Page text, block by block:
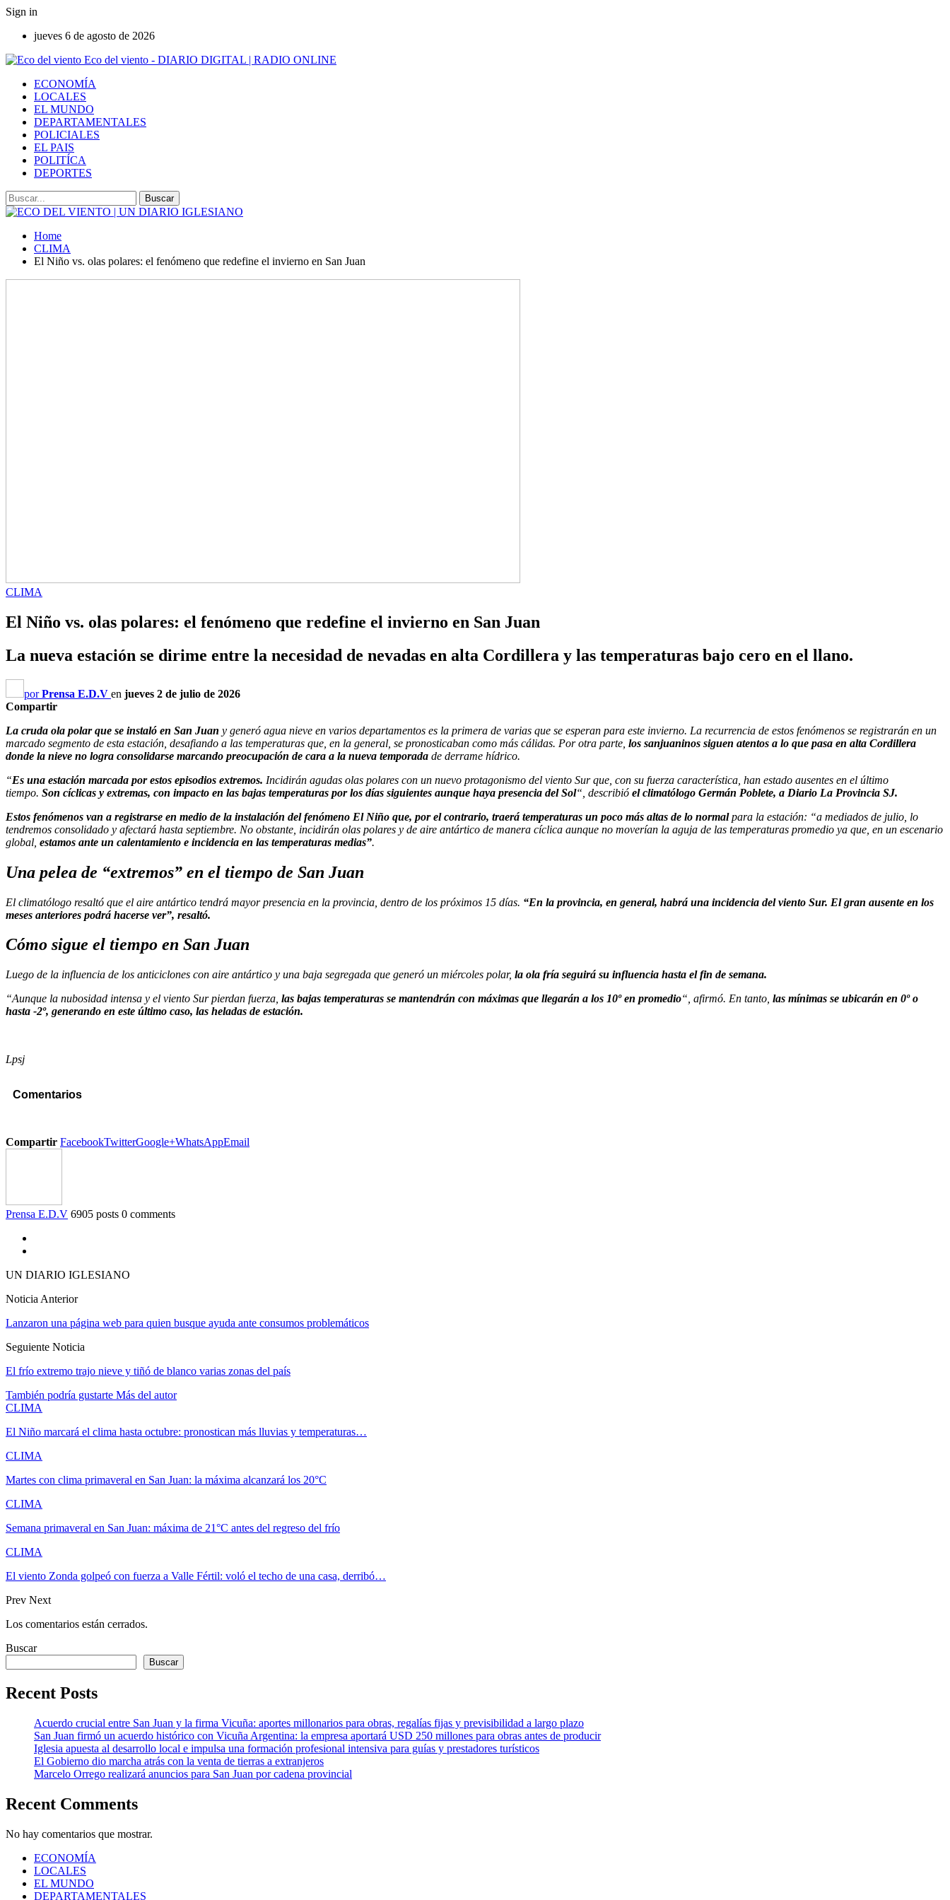
Sign in
jueves 6 de agosto de 2026
Eco del viento - DIARIO DIGITAL | RADIO ONLINE
ECONOMÍA
LOCALES
EL MUNDO
DEPARTAMENTALES
POLICIALES
EL PAIS
POLITÍCA
DEPORTES
Home
CLIMA
El Niño vs. olas polares: el fenómeno que redefine el invierno en San Juan
CLIMA
El Niño vs. olas polares: el fenómeno que redefine el invierno en San Juan
La nueva estación se dirime entre la necesidad de nevadas en alta Cordillera y las temperaturas bajo cero en el llano.
porPrensa E.D.V en jueves 2 de julio de 2026
Compartir
La cruda ola polar que se instaló en San Juan y generó agua nieve en varios departamentos es la primera de varias que se esperan para este invierno. La recurrencia de estos fenómenos se registrarán en un
marcado segmento de esta estación, desafiando a las temperaturas que, en la general, se pronosticaban como más cálidas. Por otra parte, los sanjuaninos siguen atentos a lo que pasa en alta Cordillera
donde la nieve no logra consolidarse marcando preocupación de cara a la nueva temporada de derrame hídrico.
“Es una estación marcada por estos episodios extremos. Incidirán agudas olas polares con un nuevo protagonismo del viento Sur que, con su fuerza característica, han estado ausentes en el último
tiempo. Son cíclicas y extremas, con impacto en las bajas temperaturas por los días siguientes aunque haya presencia del Sol“, describió el climatólogo Germán Poblete, a Diario La Provincia SJ.
Estos fenómenos van a registrarse en medio de la instalación del fenómeno El Niño que, por el contrario, traerá temperaturas un poco más altas de lo normalpara la estación: “a mediados de julio, lo
tendremos consolidado y afectará hasta septiembre. No obstante, incidirán olas polares y de aire antártico de manera cíclica aunque no moverían la aguja de las temperaturas promedio ya que, en un escenario
global, estamos ante un calentamiento e incidencia en las temperaturas medias”.
Una pelea de “extremos” en el tiempo de San Juan
El climatólogo resaltó que el aire antártico tendrá mayor presencia en la provincia, dentro de los próximos 15 días. “En la provincia, en general, habrá una incidencia del viento Sur. El gran ausente en los
meses anteriores podrá hacerse ver”, resaltó.
Cómo sigue el tiempo en San Juan
Luego de la influencia de los anticiclones con aire antártico y una baja segregada que generó un miércoles polar, la ola fría seguirá su influencia hasta el fin de semana.
“Aunque la nubosidad intensa y el viento Sur pierdan fuerza, las bajas temperaturas se mantendrán con máximas que llegarán a los 10º en promedio“, afirmó. En tanto, las mínimas se ubicarán en 0º o
hasta -2º, generando en este último caso, las heladas de estación.
Lpsj
Comentarios
Compartir FacebookTwitterGoogle+WhatsAppEmail
Prensa E.D.V 6905 posts 0 comments
UN DIARIO IGLESIANO
Noticia Anterior
Lanzaron una página web para quien busque ayuda ante consumos problemáticos
Seguiente Noticia
El frío extremo trajo nieve y tiñó de blanco varias zonas del país
También podría gustarte Más del autor
CLIMA
El Niño marcará el clima hasta octubre: pronostican más lluvias y temperaturas…
CLIMA
Martes con clima primaveral en San Juan: la máxima alcanzará los 20°C
CLIMA
Semana primaveral en San Juan: máxima de 21°C antes del regreso del frío
CLIMA
El viento Zonda golpeó con fuerza a Valle Fértil: voló el techo de una casa, derribó…
Prev Next
Los comentarios están cerrados.
Buscar
Buscar
Recent Posts
Acuerdo crucial entre San Juan y la firma Vicuña: aportes millonarios para obras, regalías fijas y previsibilidad a largo plazo
San Juan firmó un acuerdo histórico con Vicuña Argentina: la empresa aportará USD 250 millones para obras antes de producir
Iglesia apuesta al desarrollo local e impulsa una formación profesional intensiva para guías y prestadores turísticos
El Gobierno dio marcha atrás con la venta de tierras a extranjeros
Marcelo Orrego realizará anuncios para San Juan por cadena provincial
Recent Comments
No hay comentarios que mostrar.
ECONOMÍA
LOCALES
EL MUNDO
DEPARTAMENTALES